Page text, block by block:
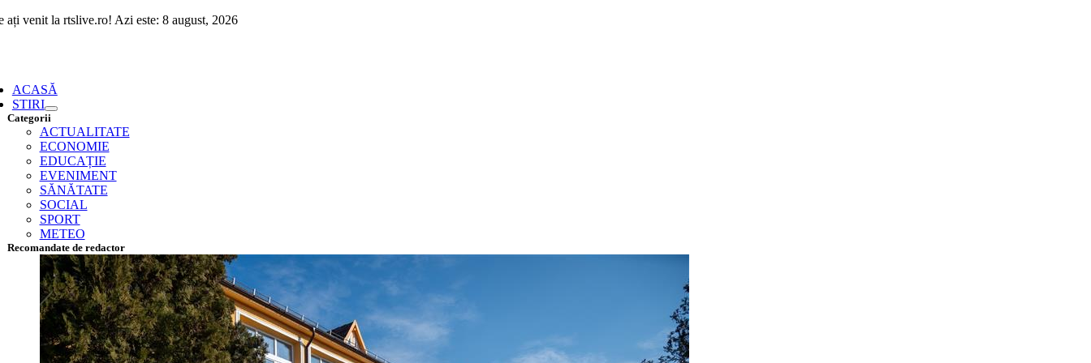
Skip
ați venit la rtslive.ro! Azi este: 8 august, 2026
ACASĂ
STIRI
Categorii
ACTUALITATE
ECONOMIE
EDUCAȚIE
EVENIMENT
SĂNĂTATE
SOCIAL
SPORT
METEO
Recomandate de redactor